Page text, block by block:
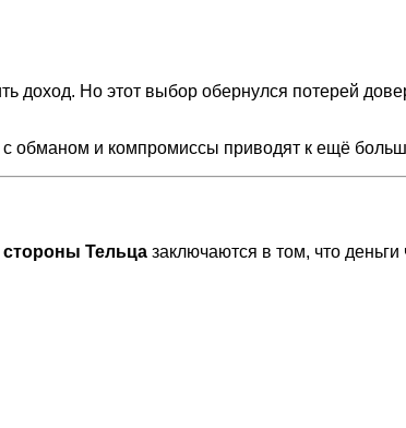
Но этот выбор обернулся потерей
с обманом и компромиссы приводят к ещё
Тельца заключаются в том, что